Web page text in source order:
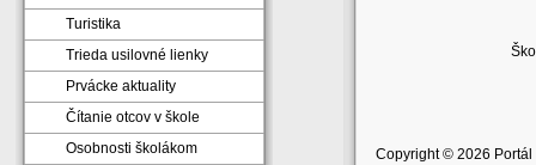
Turistika
Trieda usilovné lienky
Prvácke aktuality
Čítanie otcov v škole
Osobnosti školákom
Copyright © 2026 Portál